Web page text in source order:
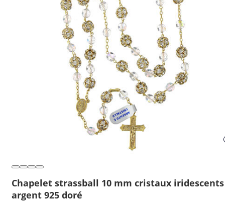
Chapelet strassball 10 mm cristaux iridescents
argent 925 doré